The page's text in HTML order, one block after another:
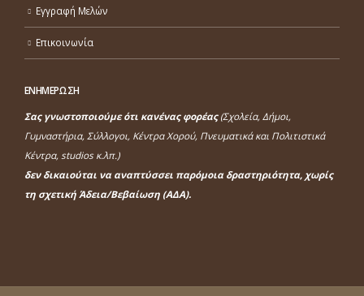
Εγγραφή Μελών
Επικοινωνία
ΕΝΗΜΕΡΩΣΗ
Σας γνωστοποιούμε ότι κανένας φορέας(Σχολεία, Δήμοι,
Γυμναστήρια, Σύλλογοι, Κέντρα Χορού, Πνευματικά και Πολιτιστικά
Κέντρα, studios κ.λπ.)
δεν δικαιούται να αναπτύσσει παρόμοια δραστηριότητα, χωρίς
τη σχετική Άδεια/Βεβαίωση (ΑΔΑ).